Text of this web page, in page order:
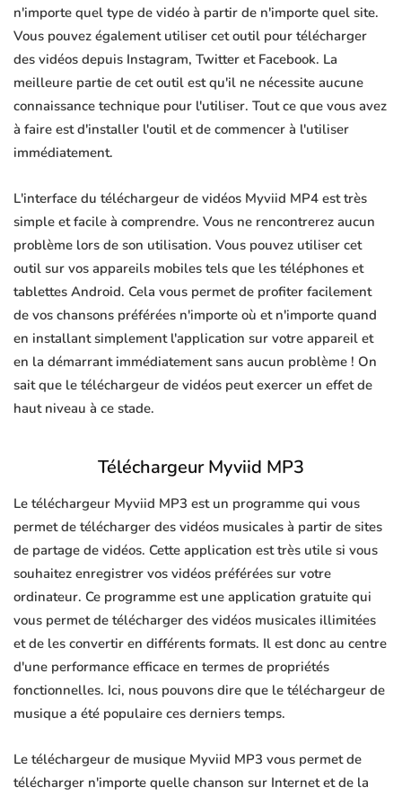
n'importe quel type de vidéo à partir de n'importe quel site.
Vous pouvez également utiliser cet outil pour télécharger
des vidéos depuis Instagram, Twitter et Facebook. La
meilleure partie de cet outil est qu'il ne nécessite aucune
connaissance technique pour l'utiliser. Tout ce que vous avez
à faire est d'installer l'outil et de commencer à l'utiliser
immédiatement.
L'interface du téléchargeur de vidéos Myviid MP4 est très
simple et facile à comprendre. Vous ne rencontrerez aucun
problème lors de son utilisation. Vous pouvez utiliser cet
outil sur vos appareils mobiles tels que les téléphones et
tablettes Android. Cela vous permet de profiter facilement
de vos chansons préférées n'importe où et n'importe quand
en installant simplement l'application sur votre appareil et
en la démarrant immédiatement sans aucun problème ! On
sait que le téléchargeur de vidéos peut exercer un effet de
haut niveau à ce stade.
Téléchargeur Myviid MP3
Le téléchargeur Myviid MP3 est un programme qui vous
permet de télécharger des vidéos musicales à partir de sites
de partage de vidéos. Cette application est très utile si vous
souhaitez enregistrer vos vidéos préférées sur votre
ordinateur. Ce programme est une application gratuite qui
vous permet de télécharger des vidéos musicales illimitées
et de les convertir en différents formats. Il est donc au centre
d'une performance efficace en termes de propriétés
fonctionnelles. Ici, nous pouvons dire que le téléchargeur de
musique a été populaire ces derniers temps.
Le téléchargeur de musique Myviid MP3 vous permet de
télécharger n'importe quelle chanson sur Internet et de la